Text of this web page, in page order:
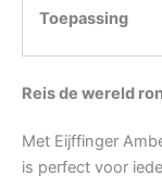
Toepassing
Reis de wereld
Met Eijffinger
is perfect voor